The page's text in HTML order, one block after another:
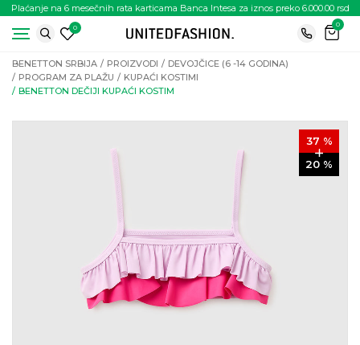
Plaćanje na 6 mesečnih rata karticama Banca Intesa za iznos preko 6.000.00 rsd
0
0
BENETTON SRBIJA PROIZVODI
DEVOJČICE (6 -14 GODINA)
PROGRAM ZA PLAŽU
KUPAĆI KOSTIMI
BENETTON DEČIJI KUPAĆI KOSTIM
37 %
20 %